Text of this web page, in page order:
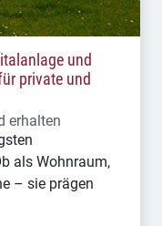
und
private und
erhalten
als Wohnraum,
– sie prägen